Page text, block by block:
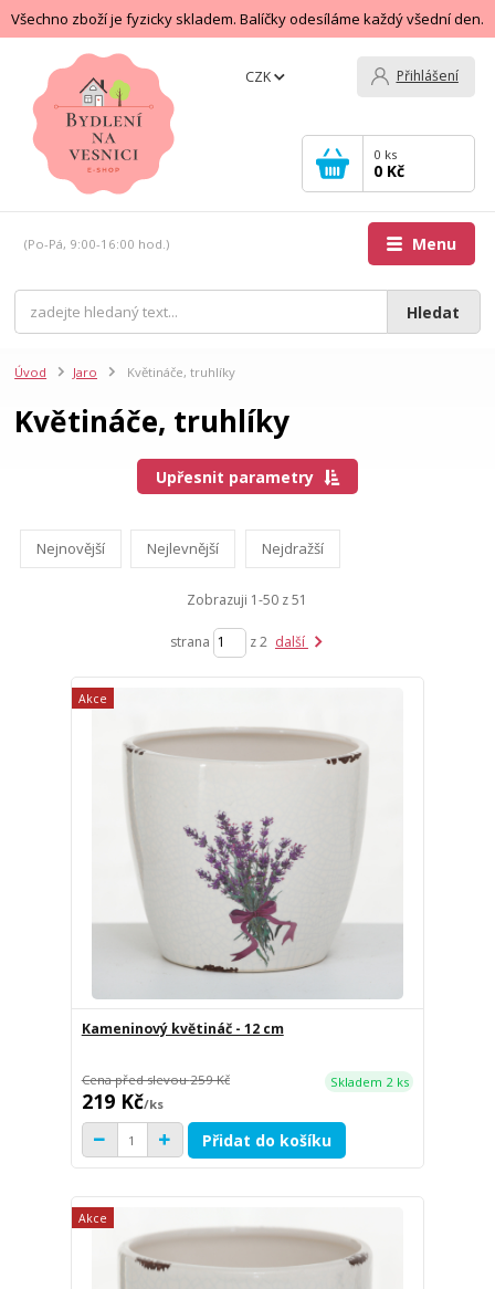
Všechno zboží je fyzicky skladem. Balíčky odesíláme každý všední den.
Menu
Hledat
CZK Přihlášení
0 ks
0 Kč
(Po-Pá, 9:00-16:00 hod.)
Úvod Jaro Květináče, truhlíky
Květináče, truhlíky
Upřesnit parametry
Nejnovější Nejlevnější Nejdražší
Zobrazuji 1-50 z 51
strana z 2 další
Akce
Kameninový květináč - 12 cm
Cena před slevou259 Kč
219 Kč/ks
Skladem 2 ks
Přidat do košíku
Akce